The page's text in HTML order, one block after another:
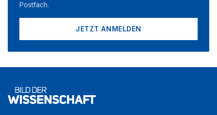
Postfach.
JETZT ANMELDEN